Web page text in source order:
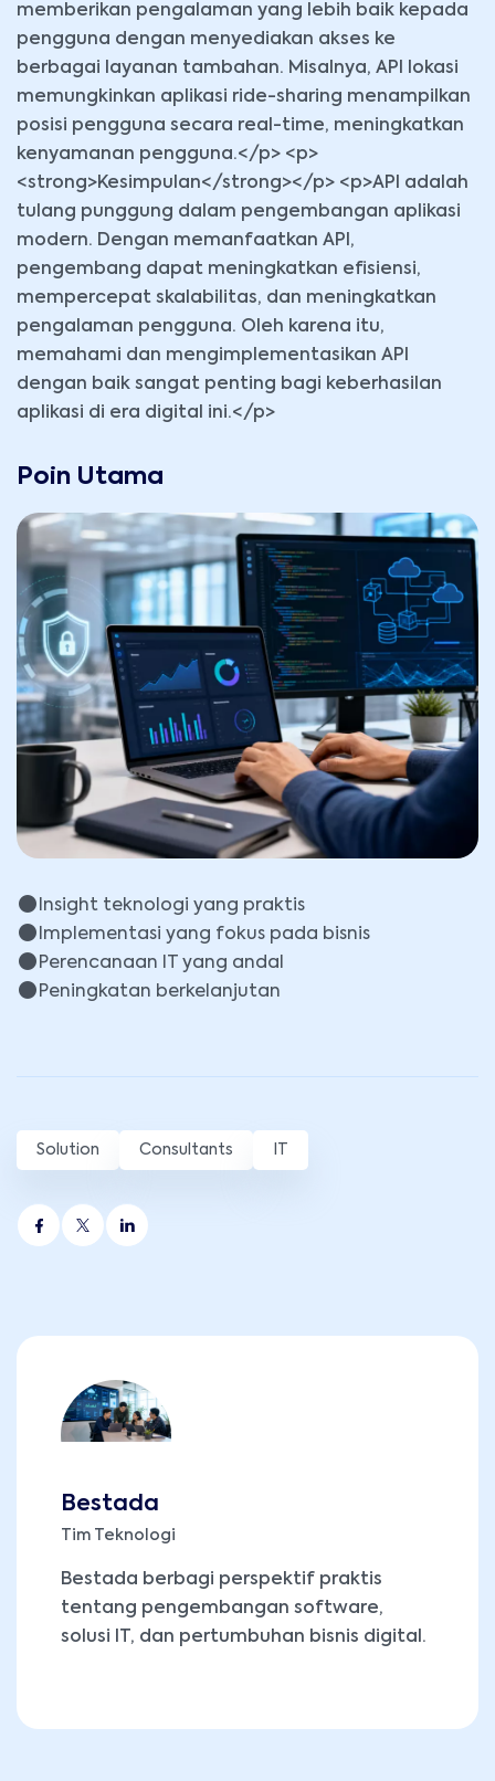
memberikan pengalaman yang lebih baik kepada
pengguna dengan menyediakan akses ke
berbagai layanan tambahan. Misalnya, API lokasi
memungkinkan aplikasi ride-sharing menampilkan
posisi pengguna secara real-time, meningkatkan
kenyamanan pengguna.</p> <p>
<strong>Kesimpulan</strong></p> <p>API adalah
tulang punggung dalam pengembangan aplikasi
modern. Dengan memanfaatkan API,
pengembang dapat meningkatkan efisiensi,
mempercepat skalabilitas, dan meningkatkan
pengalaman pengguna. Oleh karena itu,
memahami dan mengimplementasikan API
dengan baik sangat penting bagi keberhasilan
aplikasi di era digital ini.</p>
Poin Utama
Insight teknologi yang praktis
Implementasi yang fokus pada bisnis
Perencanaan IT yang andal
Peningkatan berkelanjutan
Solution Consultants
Bestada
Tim Teknologi
Bestada berbagi perspektif praktis
tentang pengembangan software,
solusi IT, dan pertumbuhan bisnis digital.